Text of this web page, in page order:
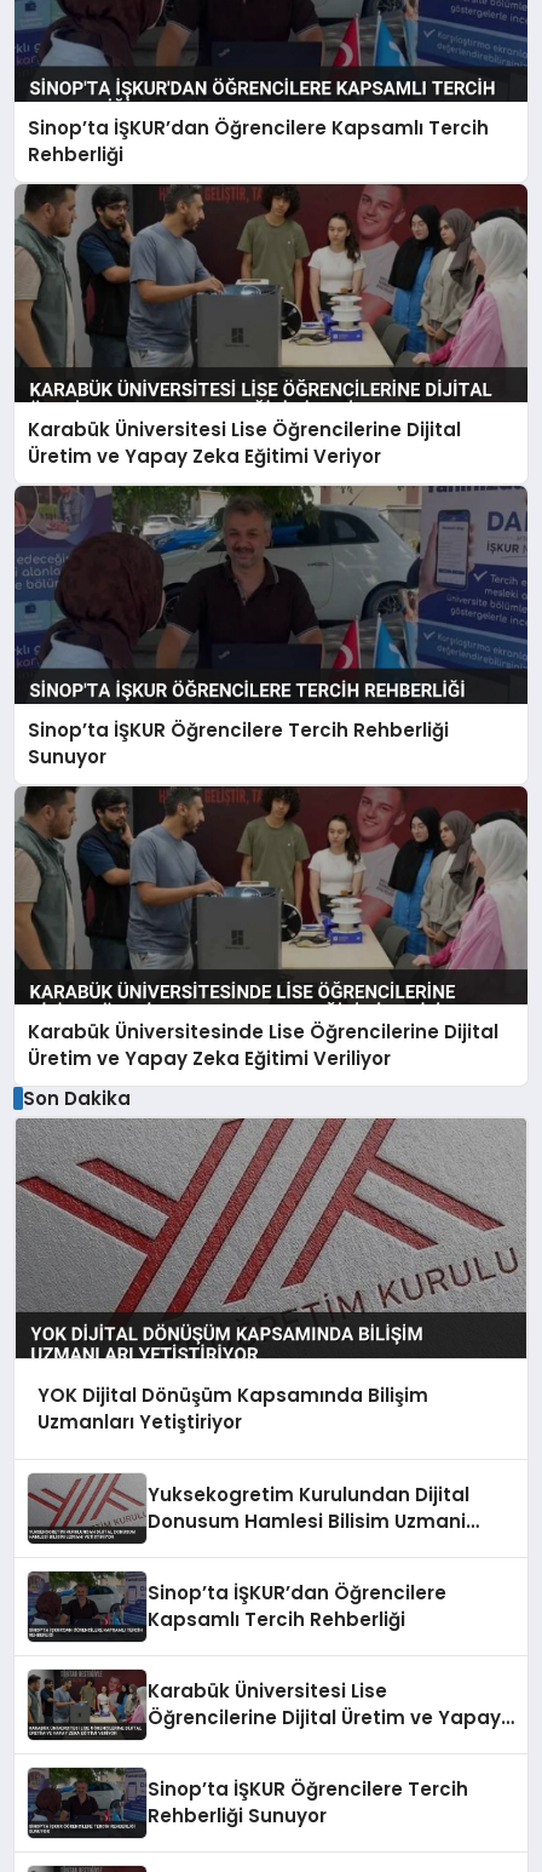
Sinop’ta İŞKUR’dan Öğrencilere Kapsamlı Tercih
Rehberliği
Karabük Üniversitesi Lise Öğrencilerine Dijital
Üretim ve Yapay Zeka Eğitimi Veriyor
Sinop’ta İŞKUR Öğrencilere Tercih Rehberliği
Sunuyor
Karabük Üniversitesinde Lise Öğrencilerine Dijital
Üretim ve Yapay Zeka Eğitimi Veriliyor
Son Dakika
YOK Dijital Dönüşüm Kapsamında Bilişim
Uzmanları Yetiştiriyor
Yuksekogretim Kurulundan Dijital
Donusum Hamlesi Bilisim Uzmani
Sinop’ta İŞKUR’dan Öğrencilere
Kapsamlı Tercih Rehberliği
Karabük Üniversitesi Lise
Öğrencilerine Dijital Üretim ve Yapay
Sinop’ta İŞKUR Öğrencilere Tercih
Rehberliği Sunuyor